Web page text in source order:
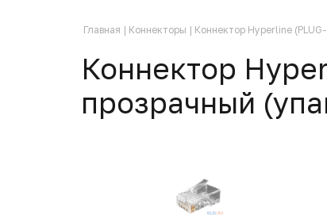
Главная Коннекторы Коннектор Hyperline
Коннектор
прозрачный